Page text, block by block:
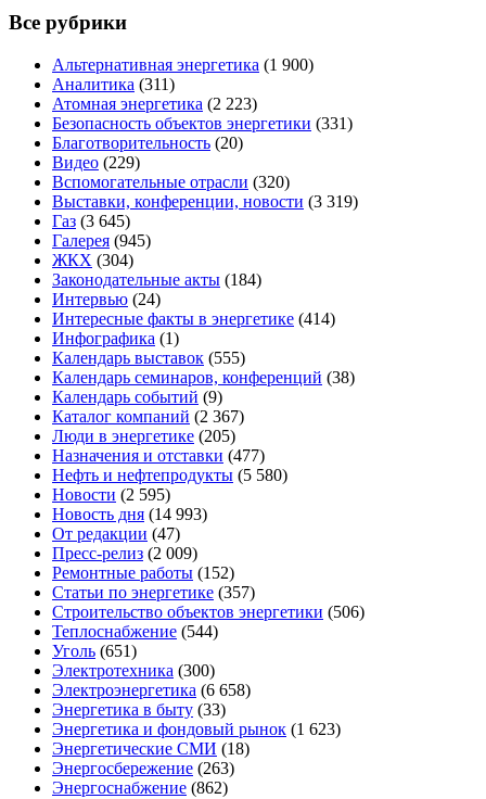
Все рубрики
Альтернативная энергетика (1 900)
Аналитика (311)
Атомная энергетика (2 223)
Безопасность объектов энергетики (331)
Благотворительность (20)
Видео (229)
Вспомогательные отрасли (320)
Выставки, конференции, новости (3 319)
Газ (3 645)
Галерея (945)
ЖКХ (304)
Законодательные акты (184)
Интервью (24)
Интересные факты в энергетике (414)
Инфографика (1)
Календарь выставок (555)
Календарь семинаров, конференций (38)
Календарь событий (9)
Каталог компаний (2 367)
Люди в энергетике (205)
Назначения и отставки (477)
Нефть и нефтепродукты (5 580)
Новости (2 595)
Новость дня (14 993)
От редакции (47)
Пресс-релиз (2 009)
Ремонтные работы (152)
Статьи по энергетике (357)
Строительство объектов энергетики (506)
Теплоснабжение (544)
Уголь (651)
Электротехника (300)
Электроэнергетика (6 658)
Энергетика в быту (33)
Энергетика и фондовый рынок (1 623)
Энергетические СМИ (18)
Энергосбережение (263)
Энергоснабжение (862)